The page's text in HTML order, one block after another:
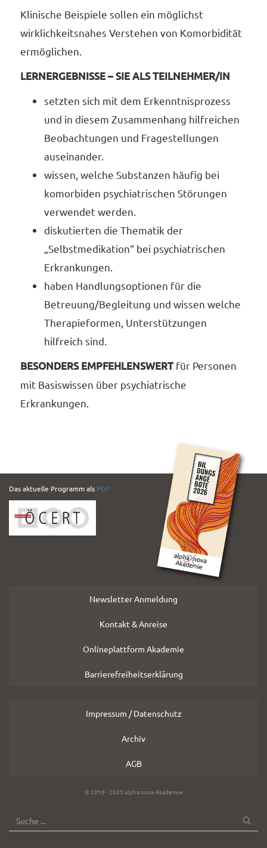
Klinische Beispiele sollen ein möglichst
wirklichkeitsnahes Verstehen von Komorbidität
ermöglichen.
LERNERGEBNISSE – SIE ALS TEILNEHMER/IN
setzten sich mit dem Erkenntnisprozess
und in diesem Zusammenhang hilfreichen
Beobachtungen und Fragestellungen
auseinander.
wissen, welche Substanzen häufig bei
komorbiden psychiatrischen Störungen
verwendet werden.
diskutierten die Thematik der
„Selbstmedikation“ bei psychiatrischen
Erkrankungen.
haben Handlungsoptionen für die
Betreuung/Begleitung und wissen welche
Therapieformen, Unterstützungen
hilfreich sind.
BESONDERS EMPFEHLENSWERTfür Personen
mit Basiswissen über psychiatrische
Erkrankungen.
PDF
Folder
Das aktuelle Programm als PDF
Newsletter Anmeldung
Kontakt & Anreise
Onlineplattform Akademie
Barrierefreiheitserklärung
Impressum / Datenschutz
Archiv
AGB
© 2016 - 2025 alpha nova Akademie
SUCHE OK